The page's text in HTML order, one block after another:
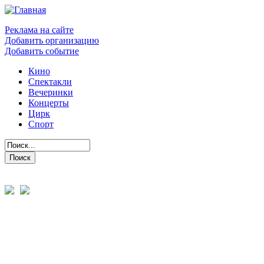
Реклама на сайте
Добавить организацию
Добавить событие
Кино
Спектакли
Вечеринки
Концерты
Цирк
Спорт